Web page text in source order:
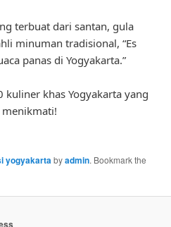
terbuat dari santan, gula
minuman tradisional, “Es
panas di Yogyakarta.”
kuliner khas Yogyakarta yang
yogyakarta byadmin. Bookmark the